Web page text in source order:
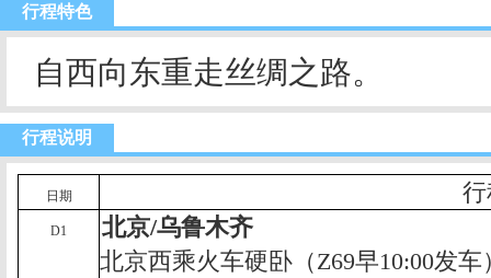
行程特色
自西向东重走丝绸之路。
行程说明
日期
D1 北京/乌鲁木齐
北京西乘火车硬卧（Z69早10:00发车